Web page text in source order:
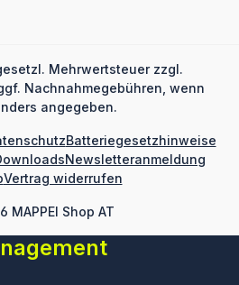
Mehrwertsteuer zzgl.
Nachnahmegebühren, wenn
angegeben.
MAPPEI Shop AT
Batteriegesetzhinweise
Newsletteranmeldung
Vertrag widerrufen